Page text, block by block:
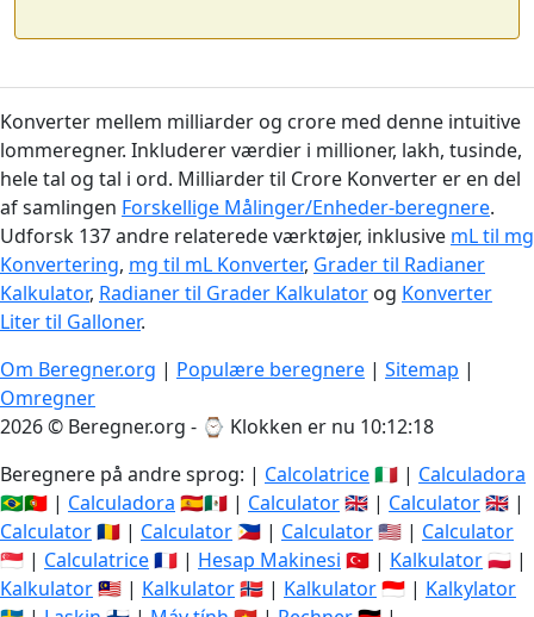
Konverter mellem milliarder og crore med denne intuitive
lommeregner. Inkluderer værdier i millioner, lakh, tusinde,
hele tal og tal i ord. Milliarder til Crore Konverter er en del
af samlingen Forskellige Målinger/Enheder-beregnere.
Udforsk 137 andre relaterede værktøjer, inklusive mL til mg
Konvertering, mg til mL Konverter, Grader til Radianer
Kalkulator, Radianer til Grader Kalkulator og Konverter
Liter til Galloner.
Om Beregner.org | Populære beregnere | Sitemap |
Omregner
2026 © Beregner.org - ⌚ Klokken er nu 10:12:19
Beregnere på andre sprog: | Calcolatrice🇮🇹 | Calculadora
🇧🇷🇵🇹 | Calculadora 🇪🇸🇲🇽 | Calculator🇬🇧 | Calculator🇬🇧 |
Calculator🇷🇴 | Calculator 🇵🇭 | Calculator🇺🇸 | Calculator
🇸🇬 | Calculatrice🇫🇷 | Hesap Makinesi 🇹🇷 | Kalkulator🇵🇱 |
Kalkulator🇲🇾 | Kalkulator🇳🇴 | Kalkulator🇮🇩 | Kalkylator